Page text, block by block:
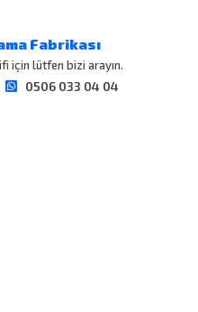
Fabrikası
için lütfen bizi arayın.
0506 033 04 04